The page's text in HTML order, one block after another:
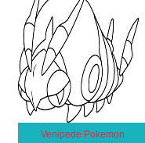
Venipede Pokemon